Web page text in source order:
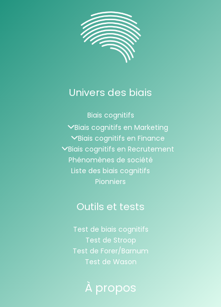
Univers des biais
Biais cognitifs
Biais cognitifs en Marketing
Biais cognitifs en Finance
Biais cognitifs en Recrutement
Phénomènes de société
Liste des biais cognitifs
Pionniers
Outils et tests
Test de biais cognitifs
Test de Stroop
Test de Forer/Barnum
Test de Wason
À propos